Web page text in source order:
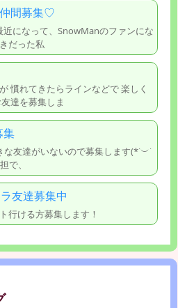
間募集♡
近になって、SnowManのファンにな
だった私
慣れてきたらラインなどで 楽しく
達を募集しま
集
友達がいないので募集します(*˙︶˙
で、
友達募集中
行ける方募集します！